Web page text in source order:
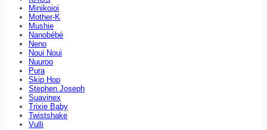
Minikoioi
Mother-K
Mushie
Nanobébé
Neno
Noui Noui
Nuuroo
Pura
Skip Hop
Stephen Joseph
Suavinex
Trixie Baby
Twistshake
Vulli